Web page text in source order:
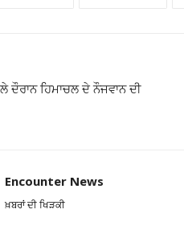
ਦੌਰਾਨ ਹਿਮਾਚਲ ਦੇ ਨੌਜਵਾਨ ਦੀ
Encounter News
ਖ਼ਬਰਾਂ ਦੀ ਖਿੜਕੀ